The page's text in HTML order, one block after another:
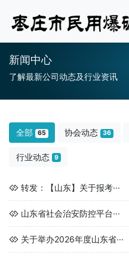
新闻中心
了解最新公司动态及行业资讯
全部 65 协会动态 36
行业动态 9
转发：【山东】关于报考···
山东省社会治安防控平台···
关于举办2026年度山东省···